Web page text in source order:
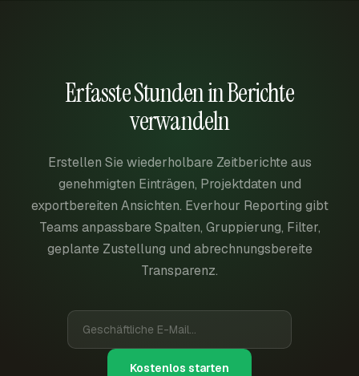
Erfasste Stunden in Berichte
verwandeln
Erstellen Sie wiederholbare Zeitberichte aus
genehmigten Einträgen, Projektdaten und
exportbereiten Ansichten. Everhour Reporting gibt
Teams anpassbare Spalten, Gruppierung, Filter,
geplante Zustellung und abrechnungsbereite
Transparenz.
Kostenlos starten